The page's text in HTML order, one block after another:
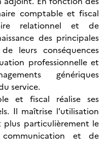
comptable et fiscal
relationnel et de
des principales
leurs conséquences
professionnelle et
génériques
service.
et fiscal réalise ses
Il maîtrise l'utilisation
particulièrement le
et de